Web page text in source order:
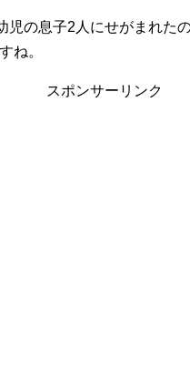
児の息子2人にせがまれた
ね。
スポンサーリンク